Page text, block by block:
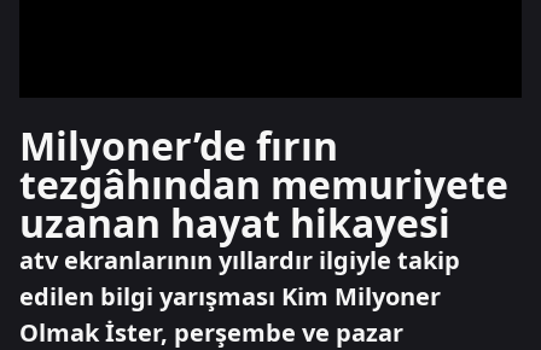
Milyoner’de fırın
tezgâhından memuriyete
uzanan hayat hikayesi
atv ekranlarının yıllardır ilgiyle takip
edilen bilgi yarışması Kim Milyoner
Olmak İster, perşembe ve pazar